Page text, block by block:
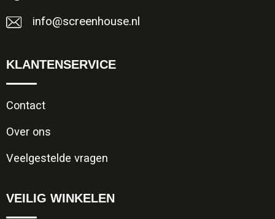
info@screenhouse.nl
KLANTENSERVICE
Contact
Over ons
Veelgestelde vragen
VEILIG WINKELEN